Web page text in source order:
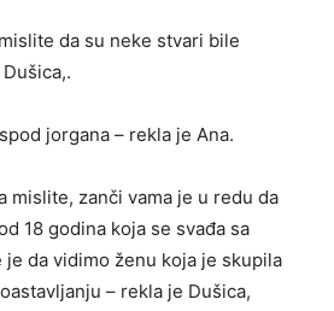
da su neke stvari bile
jorgana – rekla je Ana.
mislite, zanči vama je u redu da
18 godina koja se svađa sa
je da vidimo ženu koja je skupila
– rekla je Dušica,